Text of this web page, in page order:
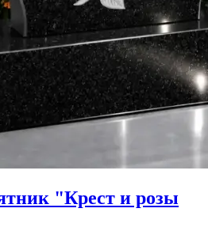
"Крест и розы